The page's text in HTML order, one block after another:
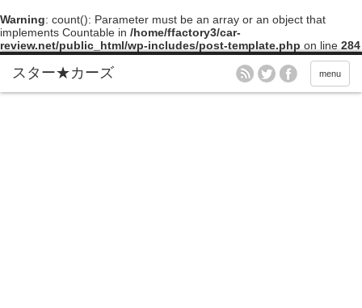
Warning: count(): Parameter must be an array or an object that
implements Countable in /home/ffactory3/car-
review.net/public_html/wp-includes/post-template.php on line 284
menu